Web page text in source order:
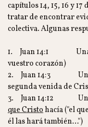
capítulos 14, 15, 16 y
tratar de encontrar
colectiva. Algunas
1. Juan 14:1 Una
vuestro corazón)
2. Juan 14:3 Una
segunda venida de
3. Juan 14:12 Una
que Cristohacía ("el
él las hará también…")